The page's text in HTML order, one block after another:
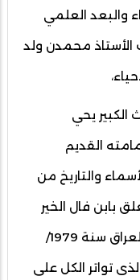
والبعد العلمي
الأستاذ محمدن ولد
الكبير يحي
القديم
والتاريخ من
بابن فال الخير
وذلك منذ وطئت قدماه الموصل بالعراق سنة 1979/
تواتر الكل على